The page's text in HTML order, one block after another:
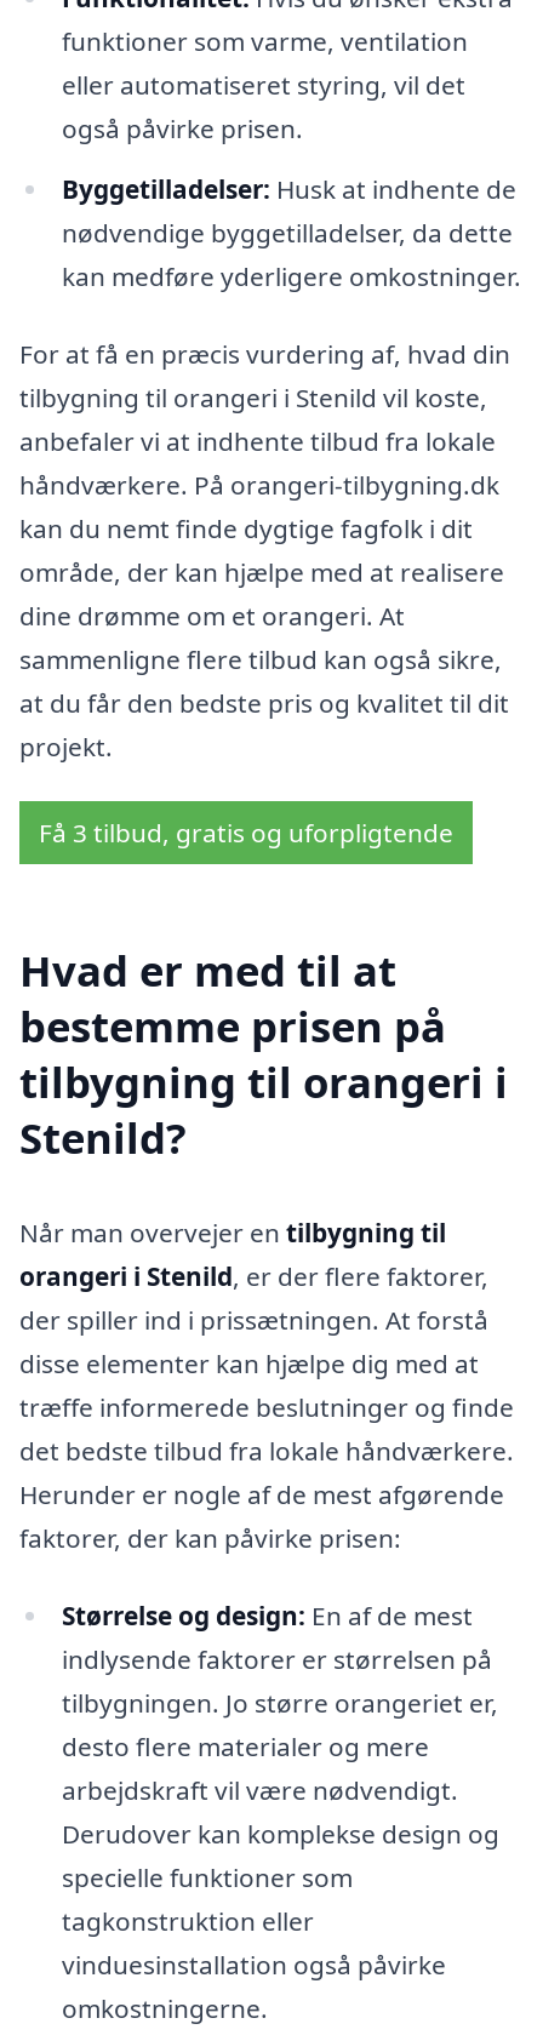
funktioner som varme, ventilation
eller automatiseret styring, vil det
også påvirke prisen.
Byggetilladelser: Husk at indhente de
nødvendige byggetilladelser, da dette
kan medføre yderligere omkostninger.
For at få en præcis vurdering af, hvad din
tilbygning til orangeri i Stenild vil koste,
anbefaler vi at indhente tilbud fra lokale
håndværkere. På orangeri-tilbygning.dk
kan du nemt finde dygtige fagfolk i dit
område, der kan hjælpe med at realisere
dine drømme om et orangeri. At
sammenligne flere tilbud kan også sikre,
at du får den bedste pris og kvalitet til dit
projekt.
Få 3 tilbud, gratis og uforpligtende
Hvad er med til at
bestemme prisen på
tilbygning til orangeri i
Stenild?
Når man overvejer en tilbygning til
orangeri i Stenild, er der flere faktorer,
der spiller ind i prissætningen. At forstå
disse elementer kan hjælpe dig med at
træffe informerede beslutninger og finde
det bedste tilbud fra lokale håndværkere.
Herunder er nogle af de mest afgørende
faktorer, der kan påvirke prisen:
Størrelse og design: En af de mest
indlysende faktorer er størrelsen på
tilbygningen. Jo større orangeriet er,
desto flere materialer og mere
arbejdskraft vil være nødvendigt.
Derudover kan komplekse design og
specielle funktioner som
tagkonstruktion eller
vinduesinstallation også påvirke
omkostningerne.